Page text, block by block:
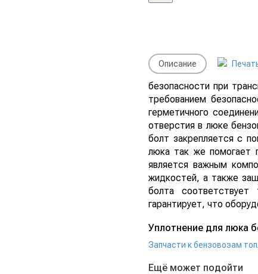
Описание
безопасности при
требованием
герметичного
отверстия в люке
болт закрепляется с
люка так же помогает
является важным
жидкостей, а также
болта
гарантирует, что
Уплотнение для люка
Запчасти к бензовозам
Ещё может подойти